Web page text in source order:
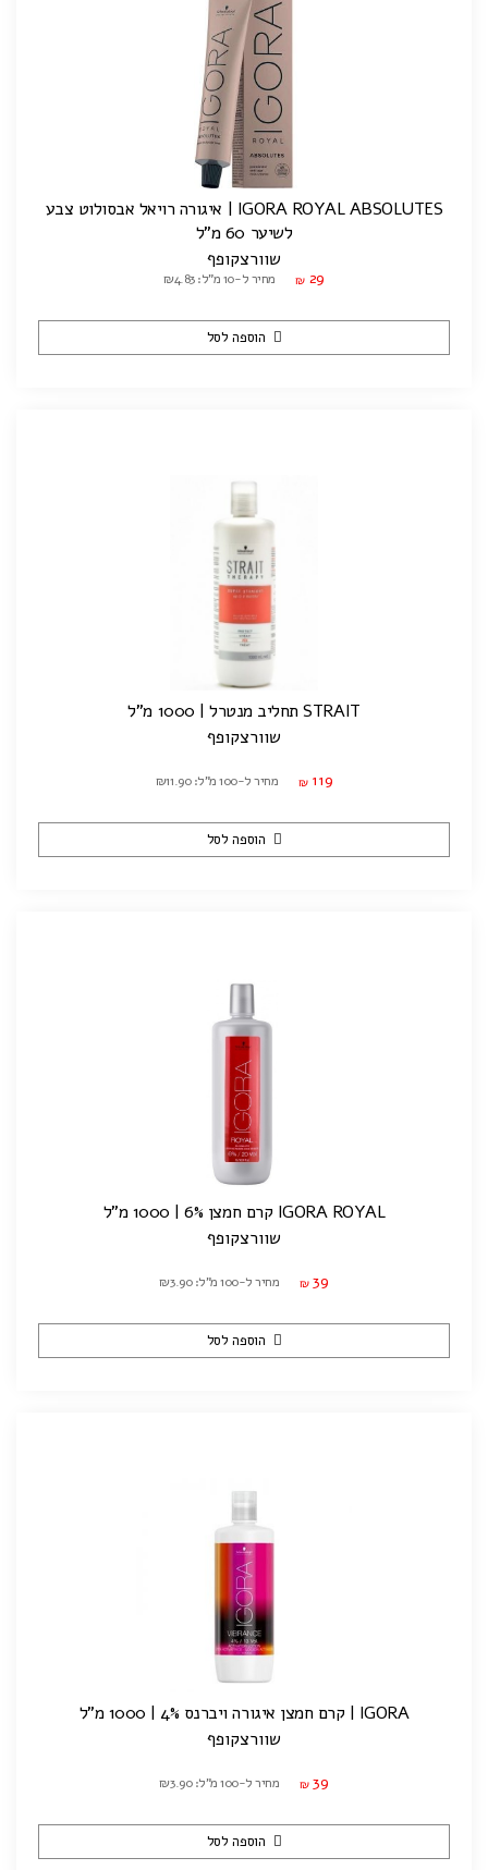
IGORA ROYAL ABSOLUTES | איגורה רויאל אבסולוט צבע
לשיער 60 מ"ל
שוורצקופף
₪ 29 מחיר ל-10 מ"ל: ₪4.83
הוספה לסל
STRAIT תחליב מנטרל | 1000 מ"ל
שוורצקופף
₪ 119 מחיר ל-100 מ"ל: ₪11.90
הוספה לסל
IGORA ROYAL קרם חמצן 6% | 1000 מ"ל
שוורצקופף
₪ 39 מחיר ל-100 מ"ל: ₪3.90
הוספה לסל
IGORA | קרם חמצן איגורה ויברנס 4% | 1000 מ"ל
שוורצקופף
₪ 39 מחיר ל-100 מ"ל: ₪3.90
הוספה לסל